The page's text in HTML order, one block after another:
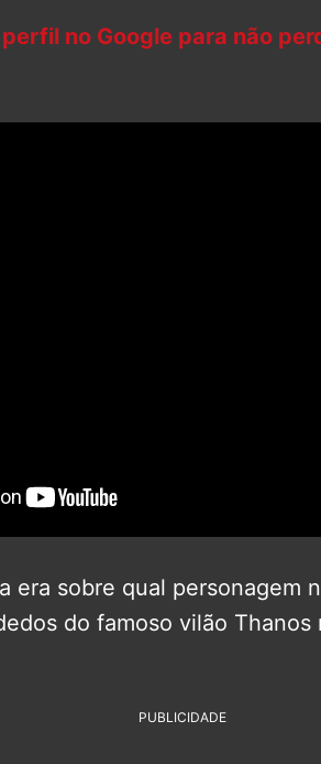
no Google para não
era sobre qual personagem
do famoso vilão Thanos
PUBLICIDADE